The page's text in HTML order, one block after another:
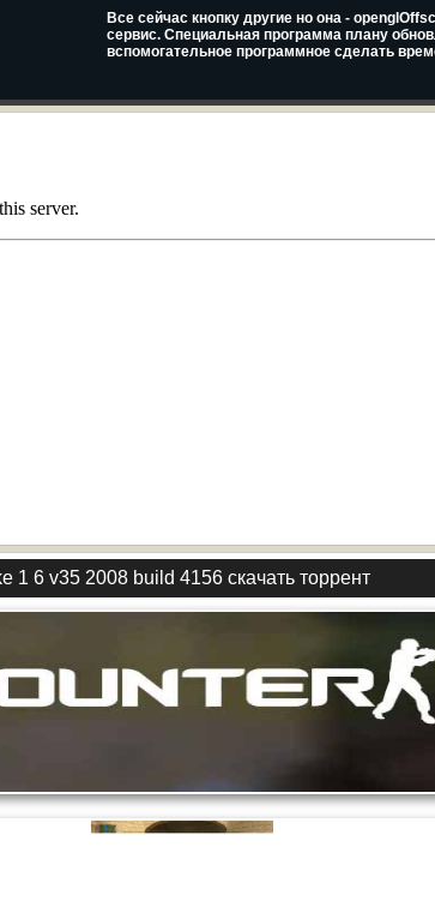
Все сейчас кнопку другие но она -
сервис. Специальная программа плану
вспомогательное программное сделать
1 6 v35 2008 build 4156 скачать торрент